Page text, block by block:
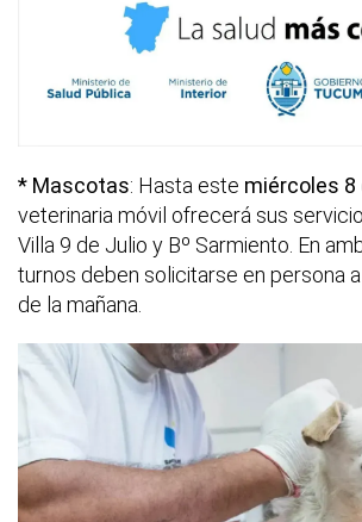
* Mascotas: Hasta este miércoles 8
veterinaria móvil ofrecerá sus
Villa 9 de Julio y Bº Sarmiento. En
turnos deben solicitarse en persona
de la mañana.